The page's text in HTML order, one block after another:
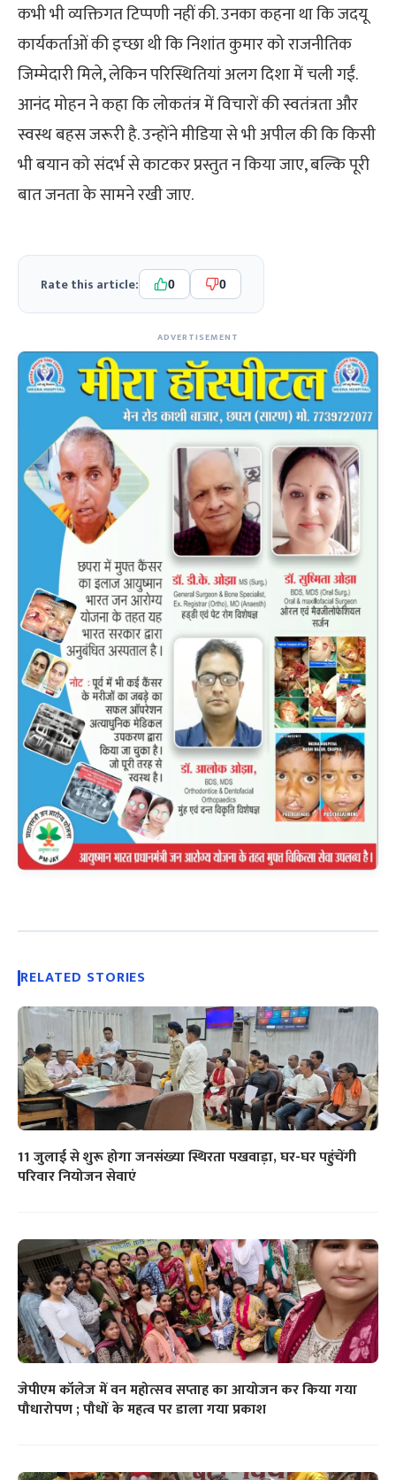
कभी भी व्यक्तिगत टिप्पणी नहीं की. उनका कहना था कि जदयू
कार्यकर्ताओं की इच्छा थी कि निशांत कुमार को राजनीतिक
जिम्मेदारी मिले, लेकिन परिस्थितियां अलग दिशा में चली गईं.
आनंद मोहन ने कहा कि लोकतंत्र में विचारों की स्वतंत्रता और
स्वस्थ बहस जरूरी है. उन्होंने मीडिया से भी अपील की कि किसी
भी बयान को संदर्भ से काटकर प्रस्तुत न किया जाए, बल्कि पूरी
बात जनता के सामने रखी जाए.
Rate this article: 0 0
ADVERTISEMENT
RELATED STORIES
11 जुलाई से शुरू होगा जनसंख्या स्थिरता पखवाड़ा, घर-घर पहुंचेंगी
परिवार नियोजन सेवाएं
जेपीएम कॉलेज में वन महोत्सव सप्ताह का आयोजन कर किया गया
पौधारोपण ; पौधों के महत्व पर डाला गया प्रकाश